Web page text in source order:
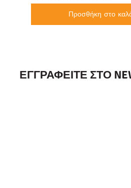
Προσθήκη στο
ΕΓΓΡΑΦΕΊΤΕ ΣΤΟ